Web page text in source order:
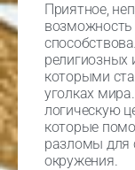
Приятное,
религиозных
которыми
уголках
логическую
которые
разломы для
окружения.